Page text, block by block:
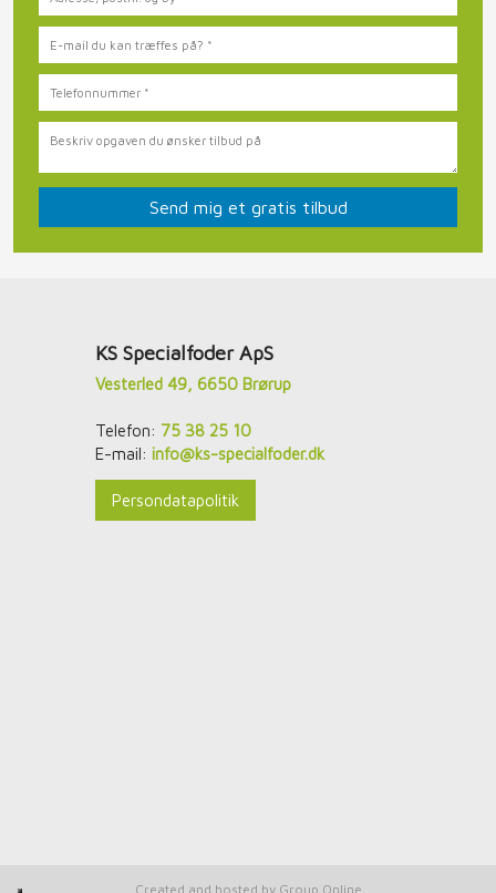
​KS Specialfoder ApS
Vesterled 49, 6650 Brørup
Telefon: 75 38 25 10
E-mail:info@ks-specialfoder.dk
Persondatapolitik
Created and hosted by Group Online